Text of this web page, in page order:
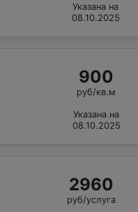
Указана на
08.10.2025
900
руб/кв.м
Указана на
08.10.2025
2960
руб/услуга